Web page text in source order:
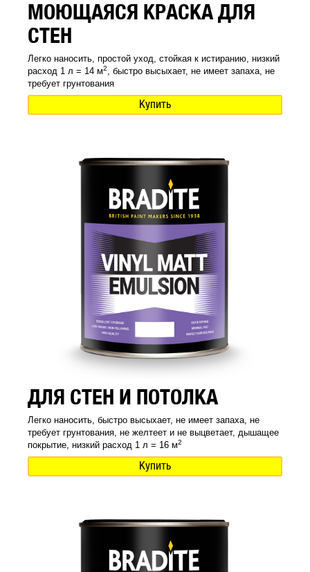
МОЮЩАЯСЯ КРАСКА ДЛЯ
СТЕН
Легко наносить, простой уход, стойкая к истиранию, низкий
расход 1 л = 14 м2
, быстро высыхает, не имеет запаха, не
требует грунтования
Купить
ДЛЯ СТЕН И ПОТОЛКА
Легко наносить, быстро высыхает, не имеет запаха, не
требует грунтования, не желтеет и не выцветает, дышащее
покрытие, низкий расход 1 л = 16 м2
Купить